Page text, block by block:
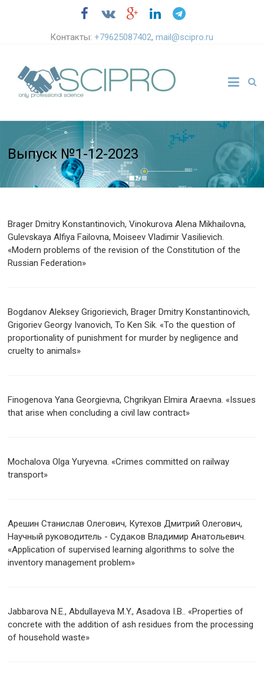
Контакты:+79625087402,mail@scipro.ru
Выпуск №1-12-2023
Brager Dmitry Konstantinovich, Vinokurova Alena Mikhailovna,
Gulevskaya Alfiya Failovna, Moiseev Vladimir Vasilievich.
«Modern problems of the revision of the Constitution of the
Russian Federation»
Bogdanov Aleksey Grigorievich, Brager Dmitry Konstantinovich,
Grigoriev Georgy Ivanovich, To Ken Sik. «To the question of
proportionality of punishment for murder by negligence and
cruelty to animals»
Finogenova Yana Georgievna, Chgrikyan Elmira Araevna. «Issues
that arise when concluding a civil law contract»
Mochalova Olga Yuryevna. «Crimes committed on railway
transport»
Арешин Станислав Олегович, Кутехов Дмитрий Олегович,
Научный руководитель - Судаков Владимир Анатольевич.
«Application of supervised learning algorithms to solve the
inventory management problem»
Jabbarova N.E., Abdullayeva M.Y., Asadova I.B.. «Properties of
concrete with the addition of ash residues from the processing
of household waste»